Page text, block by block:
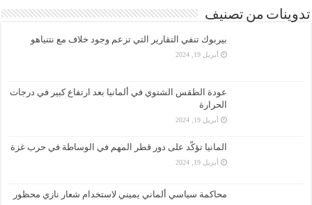
تدوينات من تصنيف
بيربوك تنفي التقارير التي تزعم وجود خلاف مع نتنياهو
أبريل 19, 2024
عودة الطقس الشتوي في ألمانيا بعد ارتفاع كبير في درجات
الحرارة
أبريل 19, 2024
المانيا تؤكّد على دور قطر المهم في الوساطة في حرب غزة
أبريل 19, 2024
محاكمة سياسي ألماني يميني لاستخدام شعار نازي محظور